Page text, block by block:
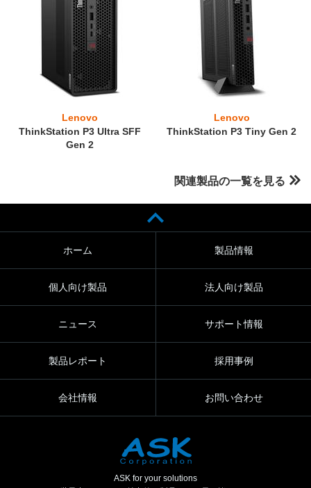
Lenovo
ThinkStation P3 Ultra SFF
Gen 2
Lenovo
ThinkStation P3 Tiny Gen 2
関連製品の一覧を見る
ホーム 製品情報
個人向け製品 法人向け製品
ニュース サポート情報
製品レポート 採用事例
会社情報 お問い合わせ
ASK for your solutions